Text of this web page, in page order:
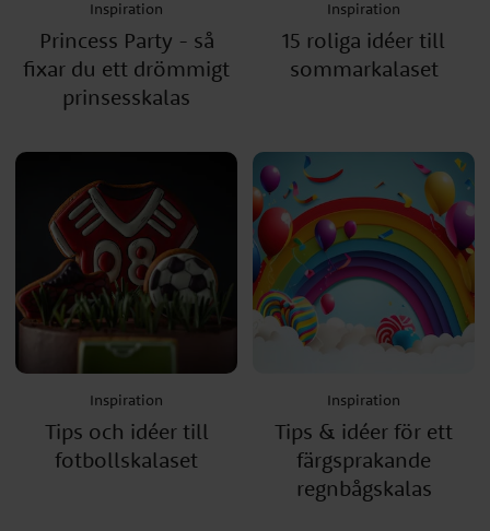
Inspiration
Princess Party - så
fixar du ett drömmigt
prinsesskalas
Inspiration
15 roliga idéer till
sommarkalaset
Inspiration
Tips och idéer till
fotbollskalaset
Inspiration
Tips & idéer för ett
färgsprakande
regnbågskalas